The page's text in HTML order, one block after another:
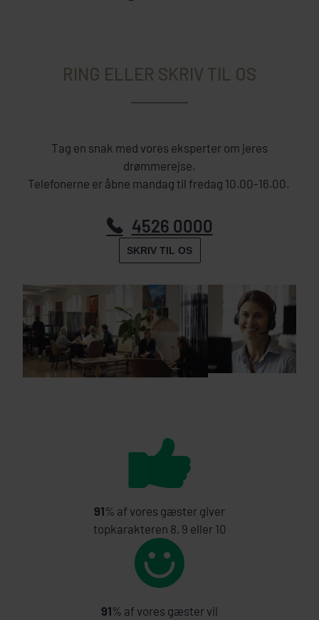
RING ELLER SKRIV TIL OS
Tag en snak med vores eksperter om jeres
drømmerejse.
Telefonerne er åbne mandag til fredag 10.00-16.00.
4526 0000
SKRIV TIL OS
91% af vores gæster giver
topkarakteren 8, 9 eller 10
91% af vores gæster vil